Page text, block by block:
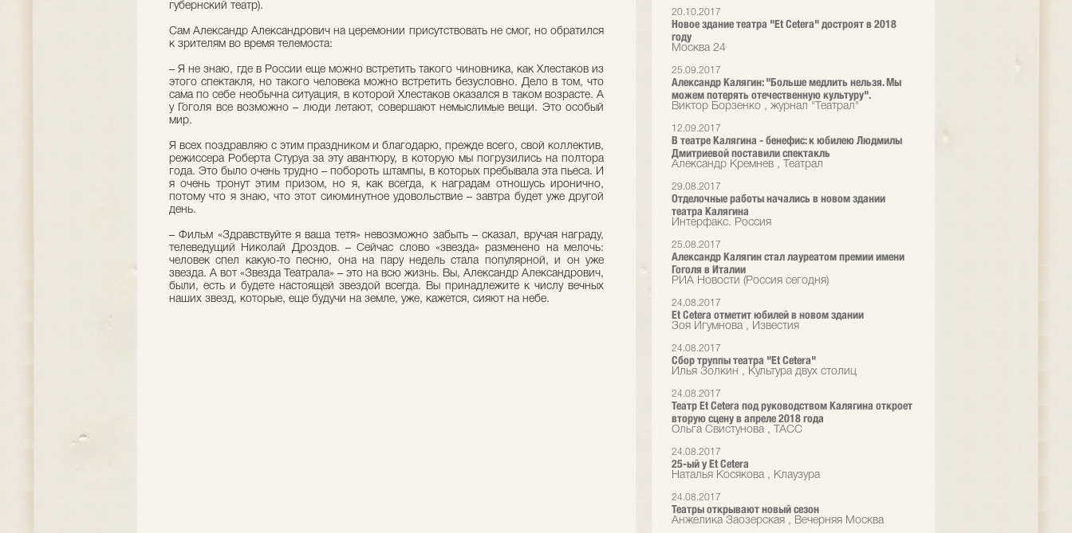
20.10.2017
Новое здание театра "Et Cetera" достроят в 2018
году
Москва 24
25.09.2017
Александр Калягин: "Больше медлить нельзя. Мы
можем потерять отечественную культуру".
Виктор Борзенко , журнал "Театрал"
12.09.2017
В театре Калягина - бенефис: к юбилею Людмилы
Дмитриевой поставили спектакль
Александр Кремнев , Театрал
29.08.2017
Отделочные работы начались в новом здании
театра Калягина
Интерфакс. Россия
25.08.2017
Александр Калягин стал лауреатом премии имени
Гоголя в Италии
РИА Новости (Россия сегодня)
24.08.2017
Et Cetera отметит юбилей в новом здании
Зоя Игумнова , Известия
24.08.2017
Сбор труппы театра "Et Cetera"
Илья Золкин , Культура двух столиц
24.08.2017
Театр Et Сetera под руководством Калягина откроет
вторую сцену в апреле 2018 года
Ольга Свистунова , ТАСС
24.08.2017
25-ый у Et Cetera
Наталья Косякова , Клаузура
24.08.2017
Театры открывают новый сезон
Анжелика Заозерская , Вечерняя Москва
губернский театр).
Сам Александр Александрович на церемонии присутствовать не смог, но обратился
к зрителям во время телемоста:
– Я не знаю, где в России еще можно встретить такого чиновника, как Хлестаков из
этого спектакля, но такого человека можно встретить безусловно. Дело в том, что
сама по себе необычна ситуация, в которой Хлестаков оказался в таком возрасте. А
у Гоголя все возможно – люди летают, совершают немыслимые вещи. Это особый
мир.
Я всех поздравляю с этим праздником и благодарю, прежде всего, свой коллектив,
режиссера Роберта Стуруа за эту авантюру, в которую мы погрузились на полтора
года. Это было очень трудно – побороть штампы, в которых пребывала эта пьеса. И
я очень тронут этим призом, но я, как всегда, к наградам отношусь иронично,
потому что я знаю, что этот сиюминутное удовольствие – завтра будет уже другой
день.
– Фильм «Здравствуйте я ваша тетя» невозможно забыть – сказал, вручая награду,
телеведущий Николай Дроздов. – Сейчас слово «звезда» разменено на мелочь:
человек спел какую-то песню, она на пару недель стала популярной, и он уже
звезда. А вот «Звезда Театрала» – это на всю жизнь. Вы, Александр Александрович,
были, есть и будете настоящей звездой всегда. Вы принадлежите к числу вечных
наших звезд, которые, еще будучи на земле, уже, кажется, сияют на небе.